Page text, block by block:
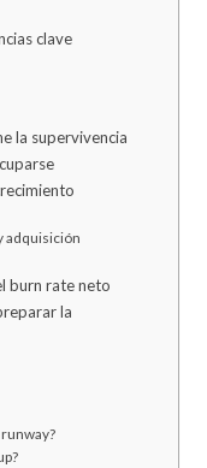
clave
la supervivencia
adquisición
burn rate neto
la